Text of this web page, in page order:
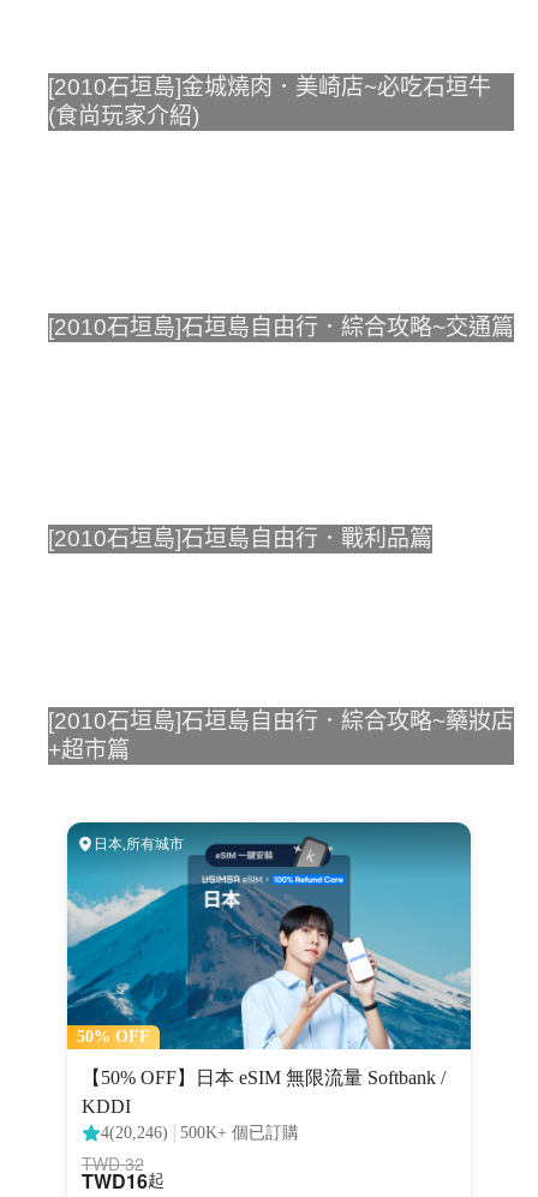
[2010石垣島]金城燒肉．美崎店~必吃石垣牛
(食尚玩家介紹)
[2010石垣島]石垣島自由行．綜合攻略~交通篇
[2010石垣島]石垣島自由行．戰利品篇
[2010石垣島]石垣島自由行．綜合攻略~藥妝店
+超市篇